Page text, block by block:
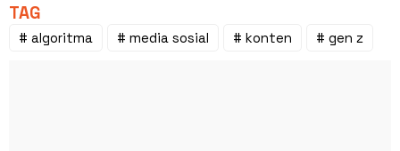
TAG
# algoritma # media sosial # konten # gen z